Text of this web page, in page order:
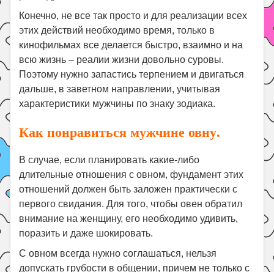
Конечно, не все так просто и для реализации всех
этих действий необходимо время, только в
кинофильмах все делается быстро, взаимно и на
всю жизнь – реалии жизни довольно суровы.
Поэтому нужно запастись терпением и двигаться
дальше, в заветном направлении, учитывая
характеристики мужчины по знаку зодиака.
Как понравиться мужчине овну.
В случае, если планировать какие-либо
длительные отношения с овном, фундамент этих
отношений должен быть заложен практически с
первого свидания. Для того, чтобы овен обратил
внимание на женщину, его необходимо удивить,
поразить и даже шокировать.
С овном всегда нужно соглашаться, нельзя
допускать грубости в общении, причем не только с